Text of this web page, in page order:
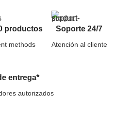
productos
methods
Soporte 24/7
Atención al cliente
entrega*
autorizados